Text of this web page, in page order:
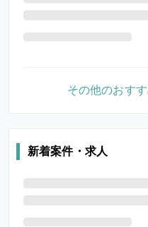
その他のおす
新着案件・求人